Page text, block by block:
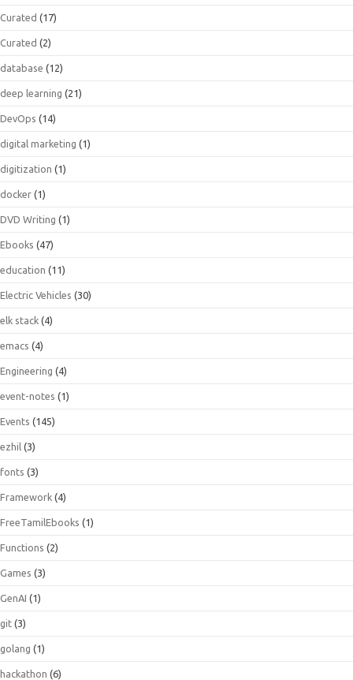
Curated (17)
Curated (2)
database (12)
deep learning (21)
DevOps (14)
digital marketing (1)
digitization (1)
docker (1)
DVD Writing (1)
Ebooks (47)
education (11)
Electric Vehicles (30)
elk stack (4)
emacs (4)
Engineering (4)
event-notes (1)
Events (145)
ezhil (3)
fonts (3)
Framework (4)
FreeTamilEbooks (1)
Functions (2)
Games (3)
GenAI (1)
git (3)
golang (1)
hackathon (6)